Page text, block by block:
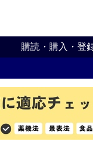
購読・購入・登